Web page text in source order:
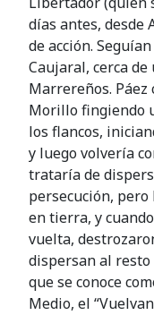
días antes, desde
de acción.
Caujaral, cerca
Marrereños.
Morillo fingiendo
los flancos,
y luego volvería
trataría de
persecución,
en tierra, y
vuelta,
dispersan al
que se conoce
Medio, el